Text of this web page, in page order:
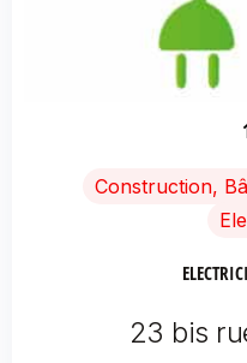
Construction,
23 bis